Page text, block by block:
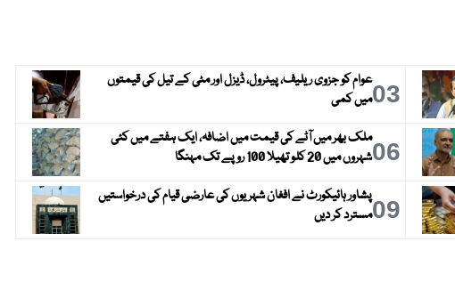
03عوام کو جزوی ریلیف، پیٹرول، ڈیزل اور مٹی کے تیل کی قیمتوں
میں کمی
06ملک بھر میں آٹے کی قیمت میں اضافہ، ایک ہفتے میں کئی
شہروں میں 20 کلو تھیلا 100 روپے تک مہنگا
09پشاور ہائیکورٹ نے افغان شہریوں کی عارضی قیام کی درخواستیں
مسترد کر دیں